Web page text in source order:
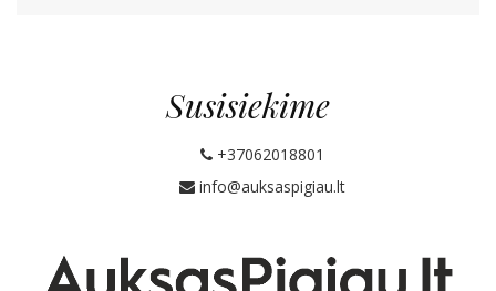
Susisiekime
+37062018801
info@auksaspigiau.lt